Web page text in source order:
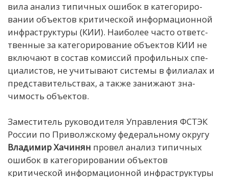
вила ана­лиз ти­пич­ных оши­бок в ка­тего­риро­
вании объ­ек­тов кри­тичес­кой ин­форма­цион­ной
ин­фраст­рук­ту­ры (КИИ). Наи­бо­лее час­то от­ветс­
твен­ные за ка­тего­риро­вание объ­ек­тов КИИ не
вклю­чают в сос­тав ко­мис­сий про­филь­ных спе­
циа­лис­тов, не учи­тывают сис­те­мы в фи­лиа­лах и
пред­ста­витель­ствах, а так­же за­нижают зна­
чимость объ­ек­тов.
Заместитель руководителя Управления ФСТЭК
России по Приволжскому федеральному округу
Владимир Хачинян провел анализ типичных
ошибок в категорировании объектов
критической информационной инфраструктуры